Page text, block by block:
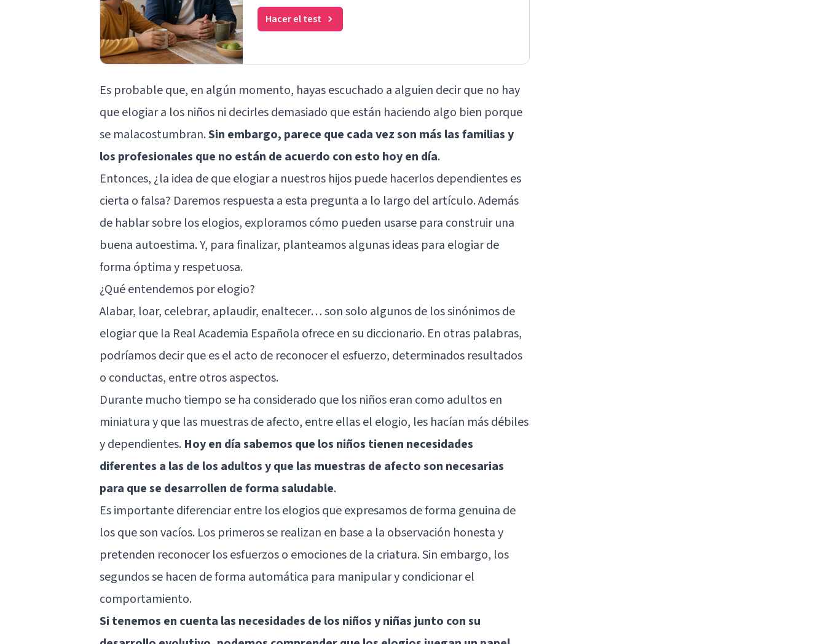
Hacer el test
Es probable que, en algún momento, hayas escuchado a alguien decir que no hay
que elogiar a los niños ni decirles demasiado que están haciendo algo bien porque
se malacostumbran.Sin embargo, parece que cada vez son más las familias y
los profesionales que no están de acuerdo con esto hoy en día.
Entonces, ¿la idea de que elogiar a nuestros hijos puede hacerlos dependientes es
cierta o falsa? Daremos respuesta a esta pregunta a lo largo del artículo. Además
de hablar sobre los elogios, exploramos cómo pueden usarse para construir una
buena autoestima. Y, para finalizar, planteamos algunas ideas para elogiar de
forma óptima y respetuosa.
¿Qué entendemos por elogio?
Alabar, loar, celebrar, aplaudir, enaltecer… son solo algunos de los sinónimos de
elogiar que la Real Academia Española ofrece en su diccionario. En otras palabras,
podríamos decir que es el acto de reconocer el esfuerzo, determinados resultados
o conductas, entre otros aspectos.
Durante mucho tiempo se ha considerado que los niños eran como adultos en
miniatura y que las muestras de afecto, entre ellas el elogio, les hacían más débiles
y dependientes. Hoy en día sabemos que los niños tienen necesidades
diferentes a las de los adultos y que las muestras de afecto son necesarias
para que se desarrollen de forma saludable.
Es importante diferenciar entre los elogios que expresamos de forma genuina de
los que son vacíos. Los primeros se realizan en base a la observación honesta y
pretenden reconocer los esfuerzos o emociones de la criatura. Sin embargo, los
segundos se hacen de forma automática para manipular y condicionar el
comportamiento.
Si tenemos en cuenta las necesidades de los niños y niñas junto con su